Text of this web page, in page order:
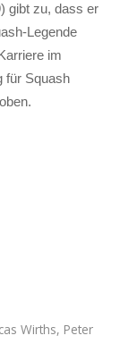
gibt zu, dass er
Legende
im
für Squash
Wirths, Peter